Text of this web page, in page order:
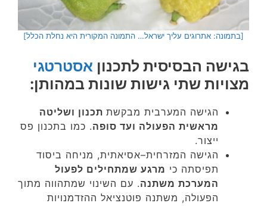
[בתמונה: אתרוגים עליך ישראל… התמונה המקורית היא נחלת הכלל]
בגישה הבסיסית לתכנון אסטרטגי
מצויות שתי גישות שונות במהותן:
הגישה המערבית מבקשת תכנון ושליטה
מראשית הפעולה ועד סופה. כמו בתכנון פס
ייצור.
הגישה המזרחית–אסיאתית, מניחה ביסוד
תפיסתה כי מרגע שמתחילים לפעול
המערכת משתנה. עם השינוי שמתהווה מתוך
הפעולה, משתנה פוטנציאל ההזדמנויות